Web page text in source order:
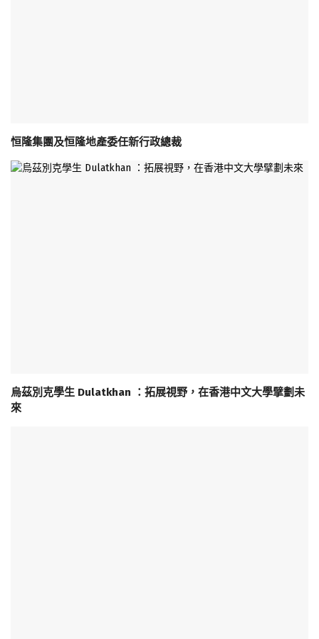
恒隆集團及恒隆地產委任新行政總裁
烏茲別克學生 Dulatkhan ：拓展視野，在香港中文大學擘劃未
來